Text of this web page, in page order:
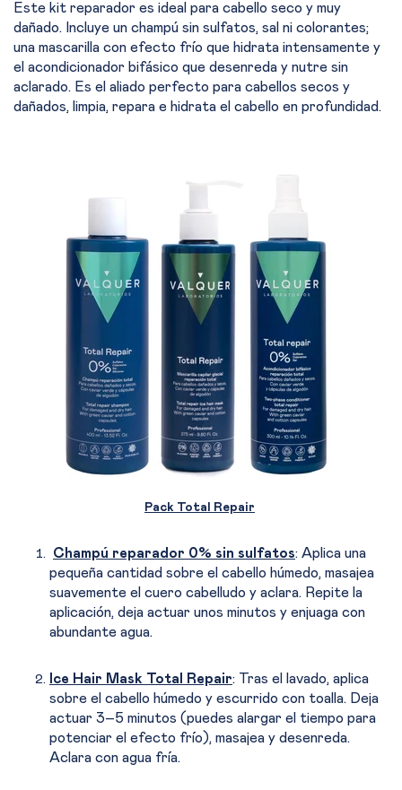
Este kit reparador es ideal para cabello seco y muy
dañado. Incluye un champú sin sulfatos, sal ni colorantes;
una mascarilla con efecto frío que hidrata intensamente y
el acondicionador bifásico que desenreda y nutre sin
aclarado. Es el aliado perfecto para cabellos secos y
dañados, limpia, repara e hidrata el cabello en profundidad.
Pack Total Repair
Champú reparador 0% sin sulfatos: Aplica una
pequeña cantidad sobre el cabello húmedo, masajea
suavemente el cuero cabelludo y aclara. Repite la
aplicación, deja actuar unos minutos y enjuaga con
abundante agua.
Ice Hair Mask Total Repair: Tras el lavado, aplica
sobre el cabello húmedo y escurrido con toalla. Deja
actuar 3–5 minutos (puedes alargar el tiempo para
potenciar el efecto frío), masajea y desenreda.
Aclara con agua fría.